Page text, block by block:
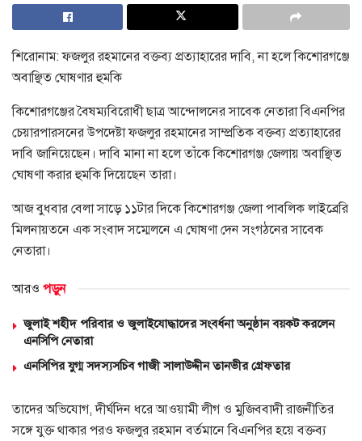
শিরোনাম: ফজলুর রহমানের বক্তব্য প্রত্যাহারের দাবি, না হলে কিশোরগঞ্জে
অবাঞ্ছিত ঘোষণার হুমকি
কিশোরগঞ্জের বৈষম্যবিরোধী ছাত্র আন্দোলনের সাবেক নেতারা বিএনপির
চেয়ারপারসনের উপদেষ্টা ফজলুর রহমানের সাম্প্রতিক বক্তব্য প্রত্যাহারের
দাবি জানিয়েছেন। দাবি মানা না হলে তাঁকে কিশোরগঞ্জ জেলায় অবাঞ্ছিত
ঘোষণা করার হুমকি দিয়েছেন তারা।
আজ বুধবার বেলা সাড়ে ১১টার দিকে কিশোরগঞ্জ জেলা পাবলিক লাইব্রেরি
মিলনায়তনে এক সংবাদ সম্মেলনে এ ঘোষণা দেন সংগঠনের সাবেক
নেতারা।
আরও পড়ুন
জুলাই শহীদ পরিবার ও জুলাইযোদ্ধাদের সংবর্ধনা অনুষ্ঠান বয়কট করলেন
এনসিপি নেতারা
এনসিপির যুগ্ম সদস্যসচিব গাজী সালাউদ্দীন তানভীর গ্রেফতার
তাদের অভিযোগ, দীর্ঘদিন ধরে আওয়ামী লীগ ও মুজিববাদী রাজনীতির
সঙ্গে যুক্ত থাকার পরও ফজলুর রহমান বর্তমানে বিএনপির হয়ে বক্তব্য